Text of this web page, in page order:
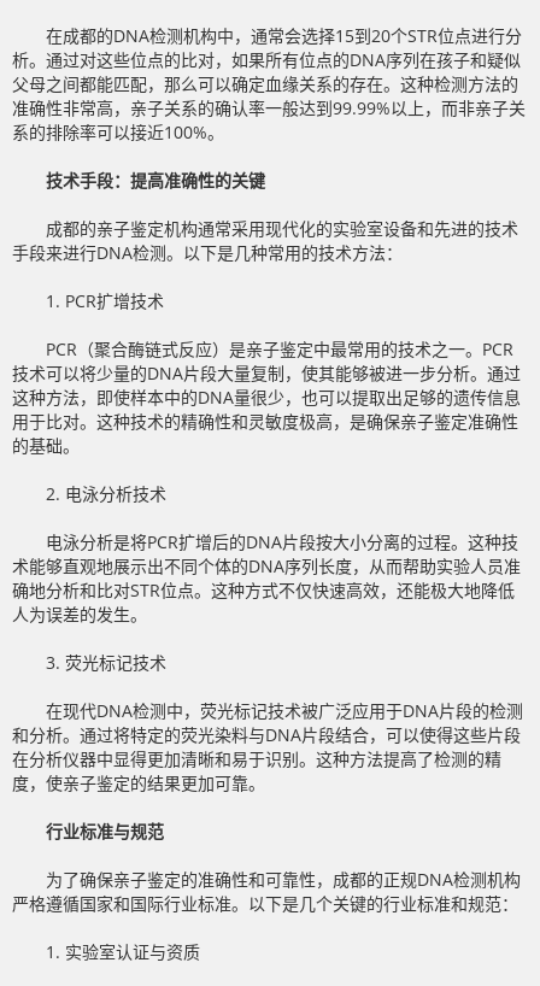
在成都的DNA检测机构中，通常会选择15到20个STR位点进行分
析。通过对这些位点的比对，如果所有位点的DNA序列在孩子和疑似
父母之间都能匹配，那么可以确定血缘关系的存在。这种检测方法的
准确性非常高，亲子关系的确认率一般达到99.99%以上，而非亲子关
系的排除率可以接近100%。
技术手段：提高准确性的关键
成都的亲子鉴定机构通常采用现代化的实验室设备和先进的技术
手段来进行DNA检测。以下是几种常用的技术方法：
1. PCR扩增技术
PCR（聚合酶链式反应）是亲子鉴定中最常用的技术之一。PCR
技术可以将少量的DNA片段大量复制，使其能够被进一步分析。通过
这种方法，即使样本中的DNA量很少，也可以提取出足够的遗传信息
用于比对。这种技术的精确性和灵敏度极高，是确保亲子鉴定准确性
的基础。
2. 电泳分析技术
电泳分析是将PCR扩增后的DNA片段按大小分离的过程。这种技
术能够直观地展示出不同个体的DNA序列长度，从而帮助实验人员准
确地分析和比对STR位点。这种方式不仅快速高效，还能极大地降低
人为误差的发生。
3. 荧光标记技术
在现代DNA检测中，荧光标记技术被广泛应用于DNA片段的检测
和分析。通过将特定的荧光染料与DNA片段结合，可以使得这些片段
在分析仪器中显得更加清晰和易于识别。这种方法提高了检测的精
度，使亲子鉴定的结果更加可靠。
行业标准与规范
为了确保亲子鉴定的准确性和可靠性，成都的正规DNA检测机构
严格遵循国家和国际行业标准。以下是几个关键的行业标准和规范：
1. 实验室认证与资质